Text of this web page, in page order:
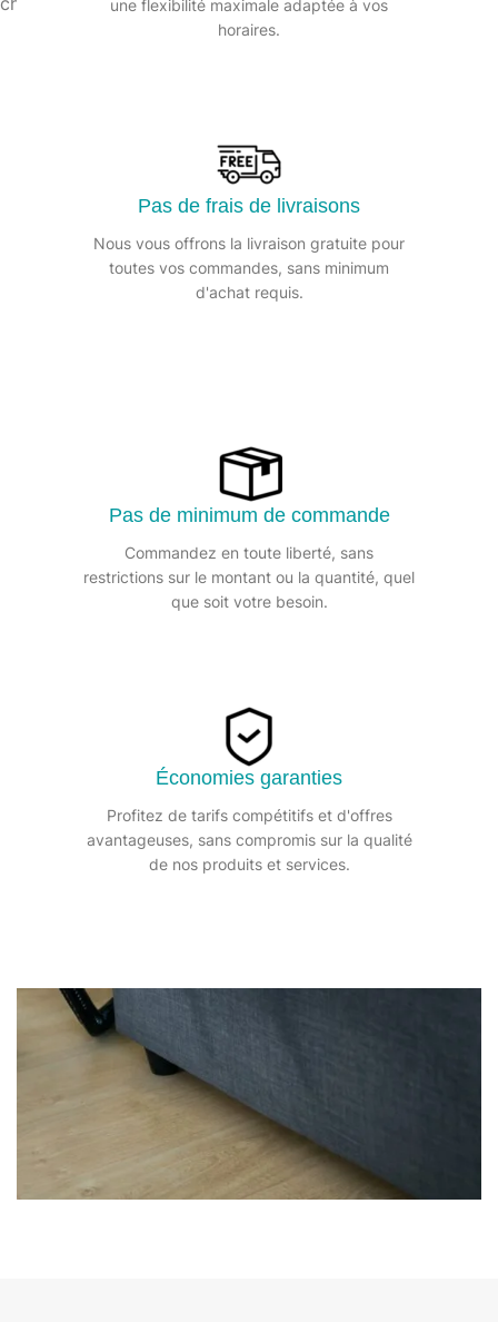
une flexibilité maximale adaptée à vos
horaires.
Pas de frais de livraisons
Nous vous offrons la livraison gratuite pour
toutes vos commandes, sans minimum
d'achat requis.
Pas de minimum de commande
Commandez en toute liberté, sans
restrictions sur le montant ou la quantité, quel
que soit votre besoin.
Économies garanties
Profitez de tarifs compétitifs et d'offres
avantageuses, sans compromis sur la qualité
de nos produits et services.
des boiseries et le nettoyage des chambres froides,
notre service de nettoyage industriel garantit un
environnement impeccable pour votre entreprise.
Balayage, lavage, désinfections